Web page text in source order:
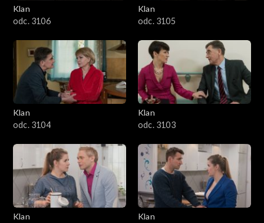
Klan
odc. 3106
Klan
odc. 3105
Klan
odc. 3104
Klan
odc. 3103
Klan
Klan